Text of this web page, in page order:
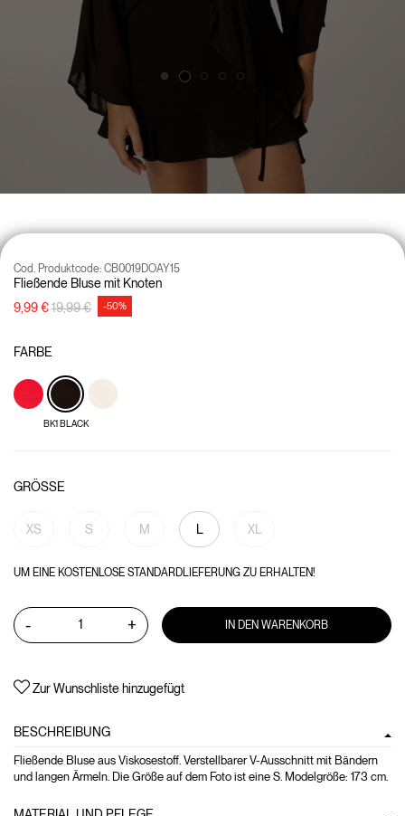
Fließende Bluse mit Knoten
Cod. Produktcode: CB0019DOAY15
9,99 €Preisreduzierung von
19,99 €auf-50%
FARBE
BK1 BLACK
GRÖSSE
XS S M L XL
UM EINE KOSTENLOSE STANDARDLIEFERUNG ZU ERHALTEN!
- + IN DEN WARENKORB
Zur Wunschliste hinzugefügt
BESCHREIBUNG
Fließende Bluse aus Viskosestoff. Verstellbarer V-Ausschnitt mit Bändern
und langen Ärmeln. Die Größe auf dem Foto ist eine S. Modelgröße: 173 cm.